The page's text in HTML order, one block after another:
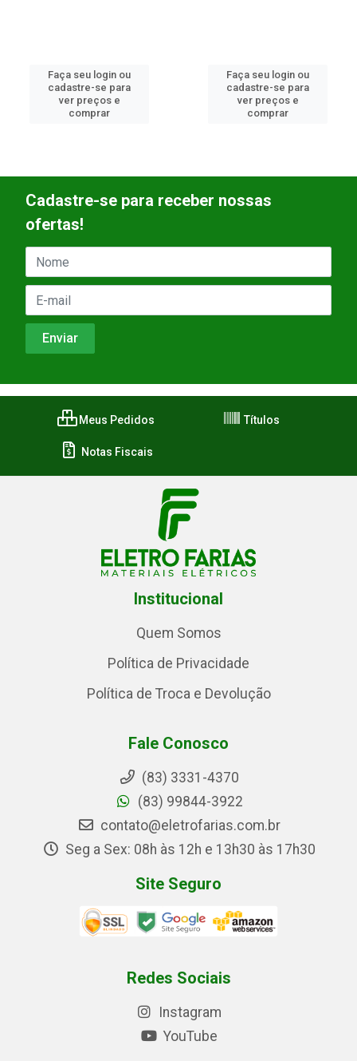
Faça seu login ou
cadastre-se para
ver preços e
comprar
Faça seu login ou
cadastre-se para
ver preços e
comprar
Cadastre-se para receber nossas
ofertas!
Meus Pedidos Títulos
Notas Fiscais
Institucional
Quem Somos
Política de Privacidade
Política de Troca e Devolução
Fale Conosco
(83) 3331-4370
(83) 99844-3922
contato@eletrofarias.com.br
Seg a Sex: 08h às 12h e 13h30 às 17h30
Site Seguro
Redes Sociais
Instagram
YouTube